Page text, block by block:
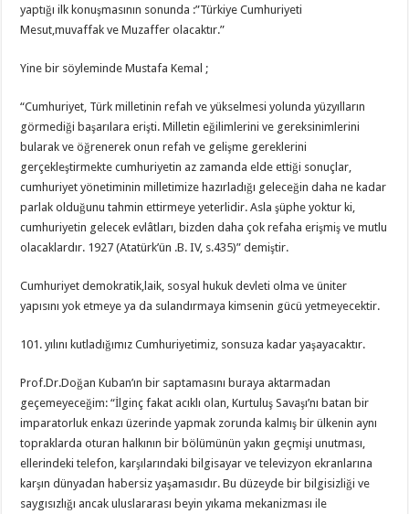
yaptığı ilk konuşmasının sonunda :”Türkiye Cumhuriyeti
Mesut,muvaffak ve Muzaffer olacaktır.”
Yine bir söyleminde Mustafa Kemal ;
“Cumhuriyet, Türk milletinin refah ve yükselmesi yolunda yüzyılların
görmediği başarılara erişti. Milletin eğilimlerini ve gereksinimlerini
bularak ve öğrenerek onun refah ve gelişme gereklerini
gerçekleştirmekte cumhuriyetin az zamanda elde ettiği sonuçlar,
cumhuriyet yönetiminin milletimize hazırladığı geleceğin daha ne kadar
parlak olduğunu tahmin ettirmeye yeterlidir. Asla şüphe yoktur ki,
cumhuriyetin gelecek evlâtları, bizden daha çok refaha erişmiş ve mutlu
olacaklardır. 1927 (Atatürk’ün .B. IV, s.435)” demiştir.
Cumhuriyet demokratik,laik, sosyal hukuk devleti olma ve üniter
yapısını yok etmeye ya da sulandırmaya kimsenin gücü yetmeyecektir.
101. yılını kutladığımız Cumhuriyetimiz, sonsuza kadar yaşayacaktır.
Prof.Dr.Doğan Kuban’ın bir saptamasını buraya aktarmadan
geçemeyeceğim: “İlginç fakat acıklı olan, Kurtuluş Savaşı’nı batan bir
imparatorluk enkazı üzerinde yapmak zorunda kalmış bir ülkenin aynı
topraklarda oturan halkının bir bölümünün yakın geçmişi unutması,
ellerindeki telefon, karşılarındaki bilgisayar ve televizyon ekranlarına
karşın dünyadan habersiz yaşamasıdır. Bu düzeyde bir bilgisizliği ve
saygısızlığı ancak uluslararası beyin yıkama mekanizması ile